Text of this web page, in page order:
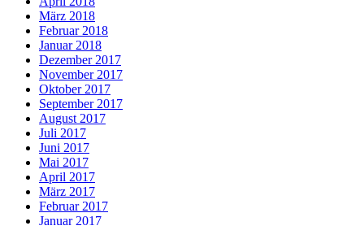
März 2018
Februar 2018
Januar 2018
Dezember 2017
November 2017
Oktober 2017
September 2017
August 2017
Juli 2017
Juni 2017
Mai 2017
April 2017
März 2017
Februar 2017
Januar 2017